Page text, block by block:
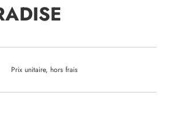
Prix unitaire, hors frais